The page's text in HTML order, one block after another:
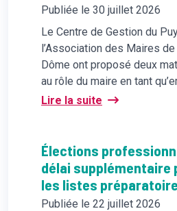
Publiée le 30 juillet 2026
Le Centre de Gestion du
l’Association des Maires
Dôme ont proposé deux
au rôle du maire en tant
Lire la suite
Élections
délai supplémentaire
les listes
Publiée le 22 juillet 2026